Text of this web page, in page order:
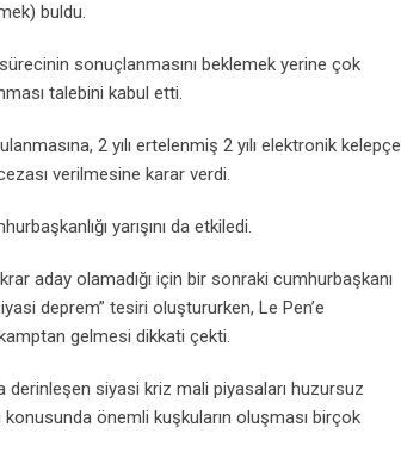
buldu.
sonuçlanmasını beklemek yerine çok
talebini kabul etti.
2 yılı ertelenmiş 2 yılı elektronik kelepçe
verilmesine karar verdi.
yarışını da etkiledi.
aday olamadığı için bir sonraki cumhurbaşkanı
deprem” tesiri oluştururken, Le Pen’e
gelmesi dikkati çekti.
derinleşen siyasi kriz mali piyasaları huzursuz
önemli kuşkuların oluşması birçok